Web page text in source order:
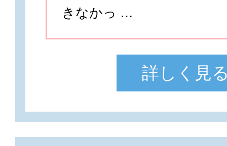
きなかっ …
詳しく見